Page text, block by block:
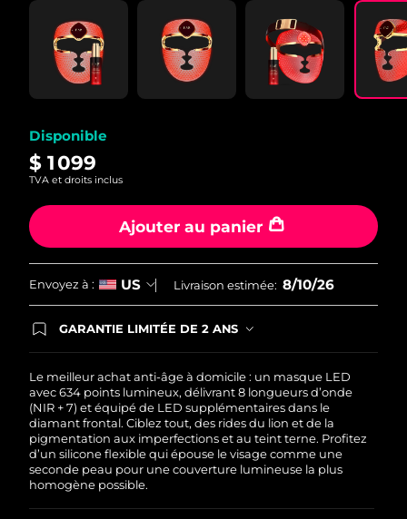
45
Reviews.
Same
page
link.
Disponible
$ 1 099
TVA et droits inclus
Ajouter au panier
Envoyez à : US Livraison estimée: 8/10/26
GARANTIE LIMITÉE DE 2 ANS
FOREO. Cela signifie que si vous rencontrez des
problèmes avec votre appareil pendant les 2 ans
de garantie limitée, FOREO vous remplace ce
dernier gratuitement.
Le meilleur achat anti-âge à domicile : un masque LED
avec 634 points lumineux, délivrant 8 longueurs d’onde
(NIR + 7) et équipé de LED supplémentaires dans le
diamant frontal. Ciblez tout, des rides du lion et de la
pigmentation aux imperfections et au teint terne. Profitez
d’un silicone flexible qui épouse le visage comme une
seconde peau pour une couverture lumineuse la plus
homogène possible.